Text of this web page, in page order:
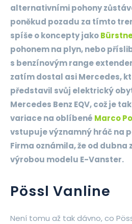
alternativními pohony
poněkud pozadu za tímto
spíše o koncepty jako
pohonem na plyn, nebo
s benzínovým range
zatím dostal asi Mercedes,
představil svůj elektrický
Mercedes Benz EQV, což je
variace na oblíbené Marco
vstupuje významný hráč na
Firma oznámila, že od dubna
výrobou modelu E-Vanster.
Pössl Vanline
Není tomu až tak dávno, co